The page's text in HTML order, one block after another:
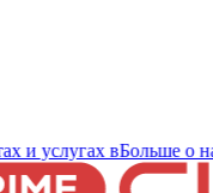
вБольше о наших